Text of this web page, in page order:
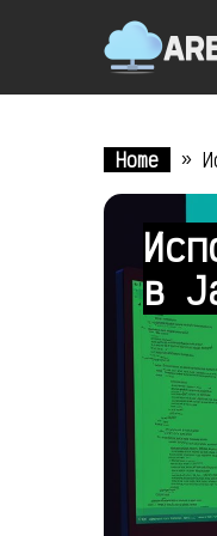
Home »
в